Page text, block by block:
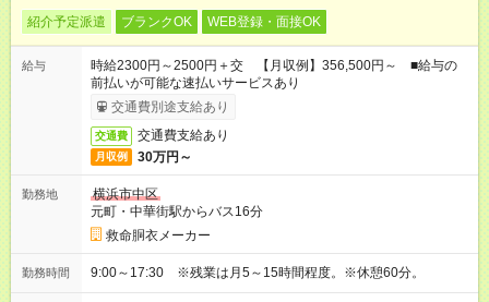
紹介予定派遣 ブランクOK WEB登録・面接OK
給与
時給2300円～2500円＋交 【月収例】356,500円～ ■給与の
前払いが可能な速払いサービスあり
交通費別途支給あり
交通費 交通費支給あり
月収例 30万円～
勤務地
横浜市中区
元町・中華街駅からバス16分
救命胴衣メーカー
勤務時間 9:00～17:30 ※残業は月5～15時間程度。※休憩60分。